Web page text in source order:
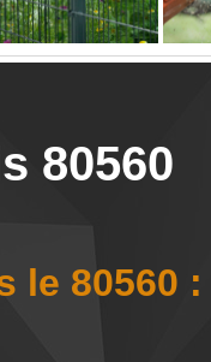
80560
le 80560 :